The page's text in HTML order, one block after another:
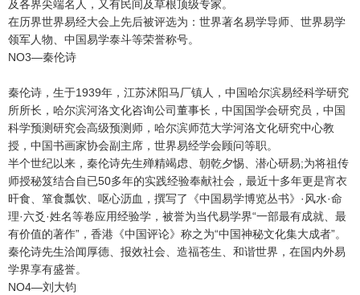
及各界尖端名人，又有民间及草根顶级专家。
在历界世界易经大会上先后被评选为：世界著名易学导师、世界易学
领军人物、中国易学泰斗等荣誉称号。
NO3—秦伦诗
秦伦诗，生于1939年，江苏沭阳马厂镇人，中国哈尔滨易经科学研究
所所长，哈尔滨河洛文化咨询公司董事长，中国国学会研究员，中国
科学预测研究会高级预测师，哈尔滨师范大学河洛文化研究中心教
授，中国书画家协会副主席，世界易经学会顾问等职。
半个世纪以来，秦伦诗先生殚精竭虑、朝乾夕惕、潜心研易;为将祖传
师授秘笈结合自已50多年的实践经验奉献社会，最近十多年更是宵衣
旰食、箪食瓢饮、呕心沥血，撰写了《中国易学博览丛书》·风水·命
理·六爻·姓名等卷应用经验学，被誉为当代易学界“一部最有成就、最
有价值的著作”，香港《中国评论》称之为“中国神秘文化集大成者”。
秦伦诗先生洽闻厚德、报效社会、造福苍生、和谐世界，在国内外易
学界享有盛誉。
NO4—刘大钧